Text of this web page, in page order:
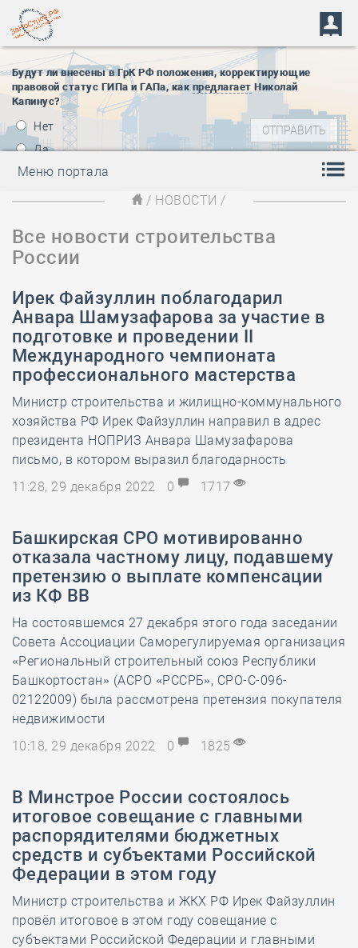
Будут ли внесены в ГрК РФ положения, корректирующие
правовой статус ГИПа и ГАПа, как предлагает Николай
Капинус?
Нет
Да
Меню портала
/ НОВОСТИ /
Все новости строительства
России
Ирек Файзуллин поблагодарил
Анвара Шамузафарова за участие в
подготовке и проведении II
Международного чемпионата
профессионального мастерства
Министр строительства и жилищно-коммунального
хозяйства РФ Ирек Файзуллин направил в адрес
президента НОПРИЗ Анвара Шамузафарова
письмо, в котором выразил благодарность
11:28, 29 декабря 2022
0 1717
Башкирская СРО мотивированно
отказала частному лицу, подавшему
претензию о выплате компенсации
из КФ ВВ
На состоявшемся 27 декабря этого года заседании
Совета Ассоциации Саморегулируемая организация
«Региональный строительный союз Республики
Башкортостан» (АСРО «РССРБ», СРО-С-096-
02122009) была рассмотрена претензия покупателя
недвижимости
10:18, 29 декабря 2022
0 1825
В Минстрое России состоялось
итоговое совещание с главными
распорядителями бюджетных
средств и субъектами Российской
Федерации в этом году
Министр строительства и ЖКХ РФ Ирек Файзуллин
провёл итоговое в этом году совещание с
субъектами Российской Федерации и главными